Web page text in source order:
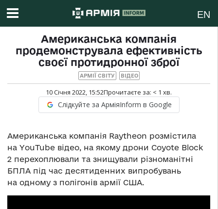
EN
Американська компанія
продемонструвала ефективність
своєї протидронної зброї
АРМІЇ СВІТУ ВІДЕО
10 Січня 2022, 15:52Прочитаєте за: < 1 хв.
Слідкуйте за АрміяInform в Google
Американська компанія Raytheon розмістила
на YouTube відео, на якому дрони Coyote Block
2 перехоплювали та знищували різноманітні
БПЛА під час десятиденних випробувань
на одному з полігонів армії США.